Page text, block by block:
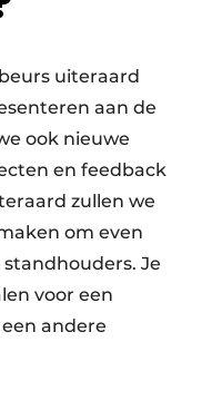
uiteraard
aan de
ook nieuwe
en feedback
zullen we
om even
Je
voor een
andere